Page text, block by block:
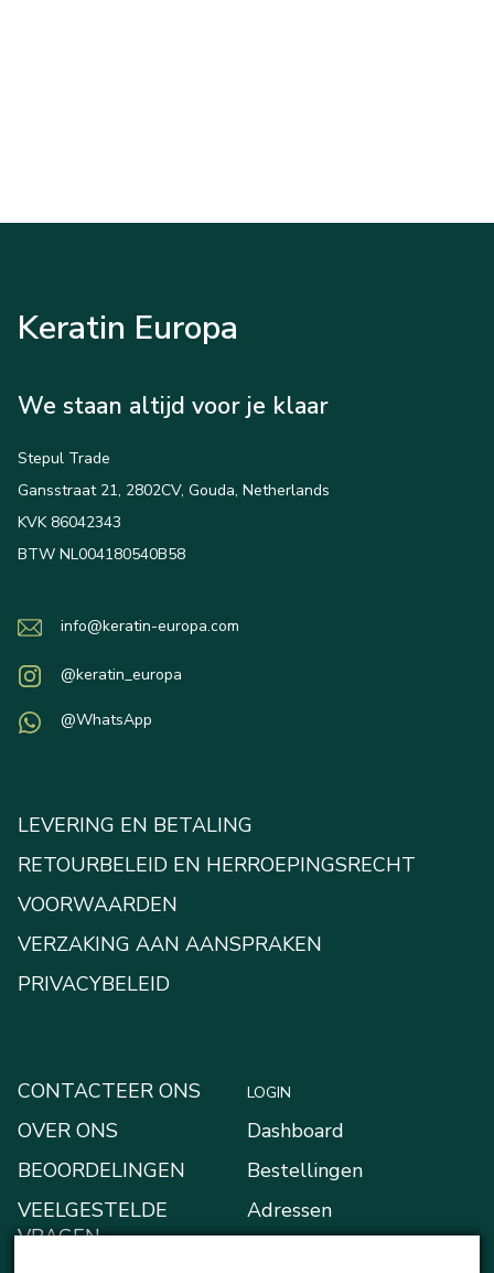
Keratin Europa
We staan altijd voor je klaar
Stepul Trade
Gansstraat 21, 2802CV, Gouda, Netherlands
KVK 86042343
BTW NL004180540B58
info@keratin-europa.com
@keratin_europa
@WhatsApp
LEVERING EN BETALING
RETOURBELEID EN HERROEPINGSRECHT
VOORWAARDEN
VERZAKING AAN AANSPRAKEN
PRIVACYBELEID
CONTACTEER ONS
OVER ONS
BEOORDELINGEN
VEELGESTELDE
VRAGEN
LOGIN
Dashboard
Bestellingen
Adressen